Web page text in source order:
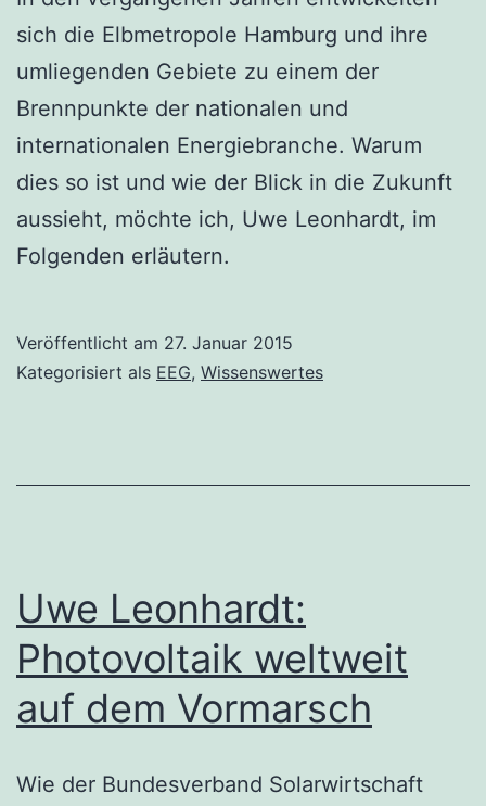
sich die Elbmetropole Hamburg und ihre
umliegenden Gebiete zu einem der
Brennpunkte der nationalen und
internationalen Energiebranche. Warum
dies so ist und wie der Blick in die Zukunft
aussieht, möchte ich, Uwe Leonhardt, im
Folgenden erläutern.
Veröffentlicht am 27. Januar 2015
Kategorisiert als EEG, Wissenswertes
Uwe Leonhardt:
Photovoltaik weltweit
auf dem Vormarsch
Wie der Bundesverband Solarwirtschaft